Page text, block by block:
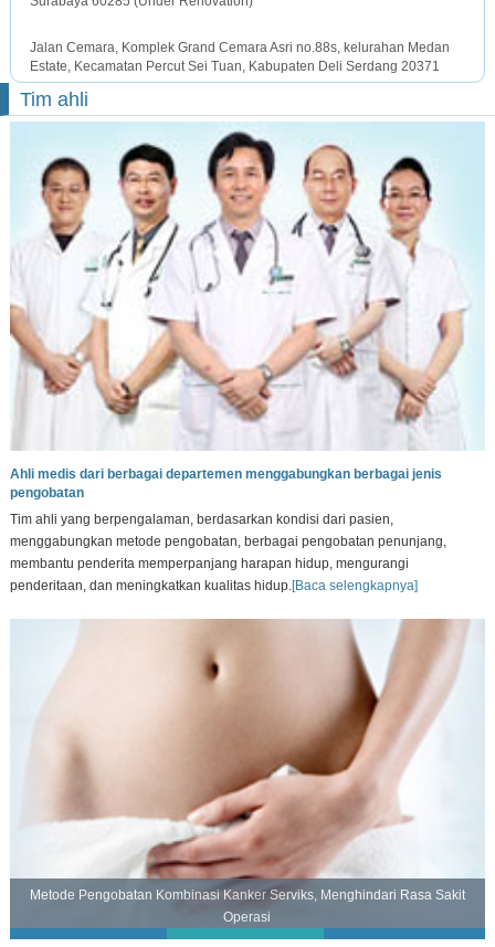
Jalan Cemara, Komplek Grand Cemara Asri no.88s, kelurahan Medan
Estate, Kecamatan Percut Sei Tuan, Kabupaten Deli Serdang 20371
Tim ahli
Ahli medis dari berbagai departemen menggabungkan berbagai jenis
pengobatan
Tim ahli yang berpengalaman, berdasarkan kondisi dari pasien,
menggabungkan metode pengobatan, berbagai pengobatan penunjang,
membantu penderita memperpanjang harapan hidup, mengurangi
penderitaan, dan meningkatkan kualitas hidup.[Baca selengkapnya]
Metode Pengobatan Kombinasi Kanker Serviks, Menghindari Rasa Sakit
Operasi